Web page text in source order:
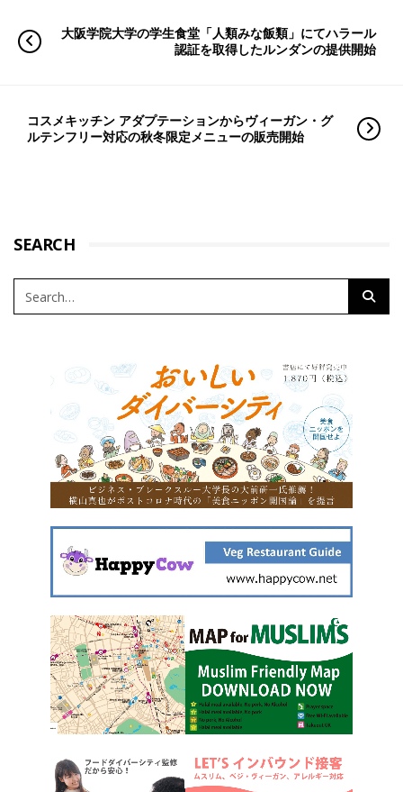
大阪学院大学の学生食堂「人類みな飯類」にてハラール
認証を取得したルンダンの提供開始
コスメキッチン アダプテーションからヴィーガン・グ
ルテンフリー対応の秋冬限定メニューの販売開始
SEARCH